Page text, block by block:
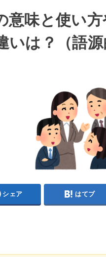
意味と使い
いは？（語
シェア はてブ